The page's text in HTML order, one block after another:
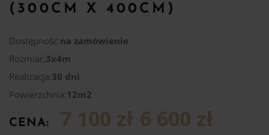
(300CM X 400CM)
Dostępność:na zamówienie
Rozmiar:3x4m
Realizacja:30 dni
Powierzchnia:12m2
CENA: 7 100 zł 6 600 zł